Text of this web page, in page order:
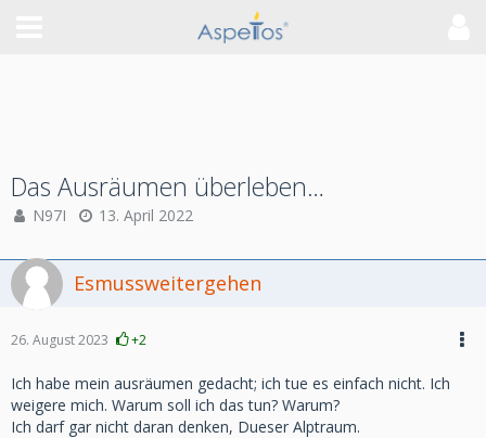
Das Ausräumen überleben…
N97I 13. April 2022
Esmussweitergehen
26. August 2023 +2
Ich habe mein ausräumen gedacht; ich tue es einfach nicht. Ich
weigere mich. Warum soll ich das tun? Warum?
Ich darf gar nicht daran denken, Dueser Alptraum.